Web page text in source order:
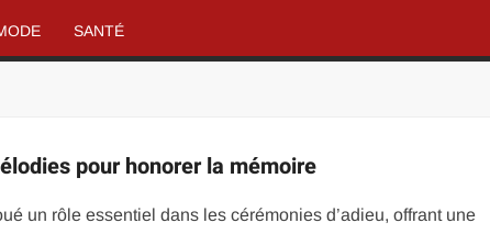
SANTÉ
pour honorer la mémoire
un rôle essentiel dans les cérémonies d’adieu, offrant une